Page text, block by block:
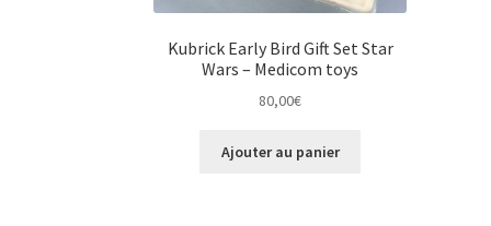
Kubrick Early Bird Gift Set Star
Wars – Medicom toys
80,00€
Ajouter au panier